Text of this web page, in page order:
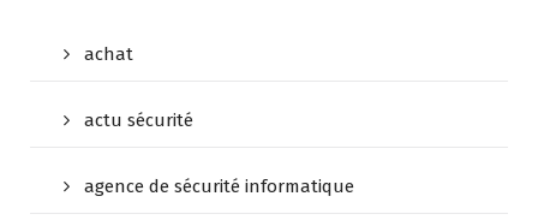
achat
actu sécurité
agence de sécurité informatique